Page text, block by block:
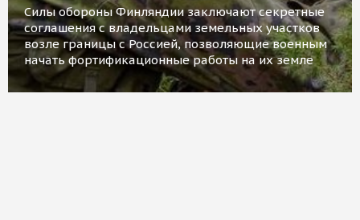
Силы обороны Финляндии заключают секретные
соглашения с владельцами земельных участков
возле границы с Россией, позволяющие военным
начать фортификационные работы на их земле